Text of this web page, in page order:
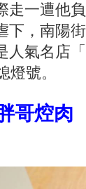
走一遭他
下，南陽
人氣名店
燈號。
哥焢